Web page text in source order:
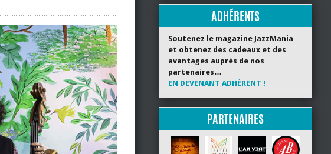
ADHÉRENTS
Soutenez le magazine JazzMania
et obtenez des cadeaux et des
avantages auprès de nos
partenaires…
EN DEVENANT ADHÉRENT !
PARTENAIRES